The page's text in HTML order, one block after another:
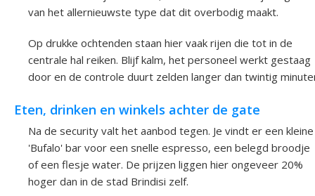
van het allernieuwste type dat dit overbodig maakt.
Op drukke ochtenden staan hier vaak rijen die tot in de
centrale hal reiken. Blijf kalm, het personeel werkt gestaag
door en de controle duurt zelden langer dan twintig
Eten, drinken en winkels achter de gate
Na de security valt het aanbod tegen. Je vindt er een kleine
'Bufalo' bar voor een snelle espresso, een belegd broodje
of een flesje water. De prijzen liggen hier ongeveer 20%
hoger dan in de stad Brindisi zelf.